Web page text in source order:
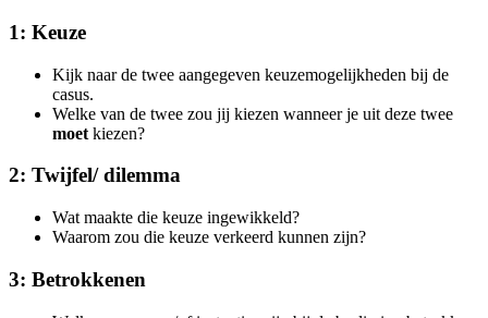
1: Keuze
Kijk naar de twee aangegeven keuzemogelijkheden bij de
casus.
Welke van de twee zou jij kiezen wanneer je uit deze twee
moet kiezen?
2: Twijfel/ dilemma
Wat maakte die keuze ingewikkeld?
Waarom zou die keuze verkeerd kunnen zijn?
3: Betrokkenen